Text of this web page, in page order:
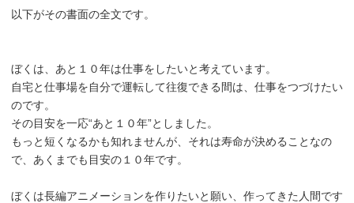
以下がその書面の全文です。
ぼくは、あと１０年は仕事をしたいと考えています。
自宅と仕事場を自分で運転して往復できる間は、仕事をつづけたい
のです。
その目安を一応“あと１０年”としました。
もっと短くなるかも知れませんが、それは寿命が決めることなの
で、あくまでも目安の１０年です。
ぼくは長編アニメーションを作りたいと願い、作ってきた人間です